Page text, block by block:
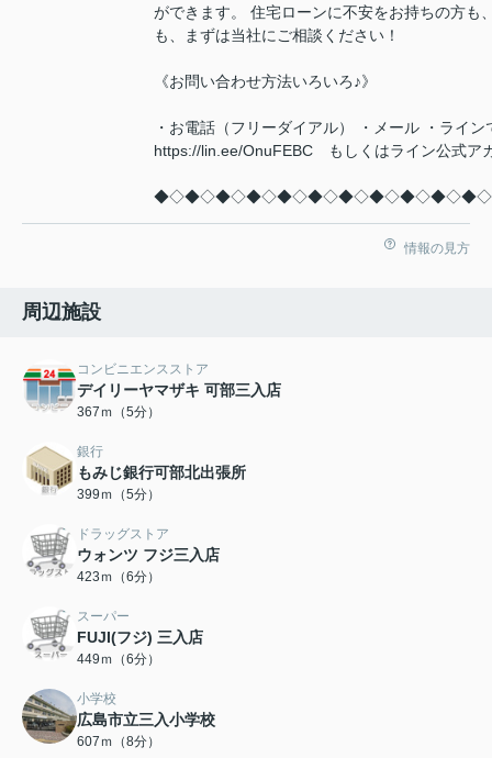
ができます。 住宅ローンに不安をお持ちの方も
も、まずは当社にご相談ください！
《お問い合わせ方法いろいろ♪》
・お電話（フリーダイアル） ・メール ・ライ
https://lin.ee/OnuFEBC もしくはライン公式ア
情報の見方
周辺施設
コンビニエンスストア
デイリーヤマザキ 可部三入店
367ｍ（5分）
銀行
もみじ銀行可部北出張所
399ｍ（5分）
ドラッグストア
ウォンツ フジ三入店
423ｍ（6分）
スーパー
FUJI(フジ) 三入店
449ｍ（6分）
小学校
広島市立三入小学校
607ｍ（8分）